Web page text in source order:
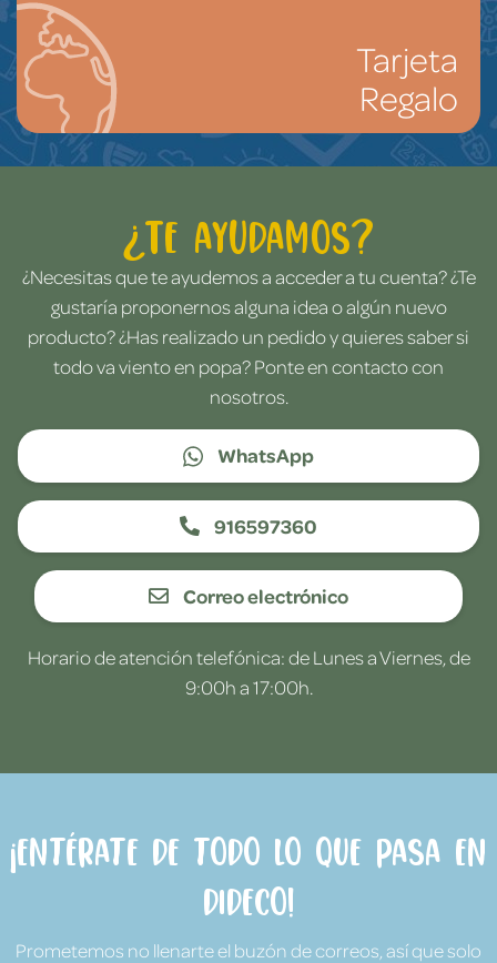
Tarjeta
Regalo
¿Te ayudamos?
¿Necesitas que te ayudemos a acceder a tu cuenta? ¿Te
gustaría proponernos alguna idea o algún nuevo
producto? ¿Has realizado un pedido y quieres saber si
todo va viento en popa? Ponte en contacto con
nosotros.
WhatsApp
916597360
Correo electrónico
Horario de atención telefónica: de Lunes a Viernes, de
9:00h a 17:00h.
¡Entérate de todo lo que pasa en
Dideco!
Prometemos no llenarte el buzón de correos, así que solo